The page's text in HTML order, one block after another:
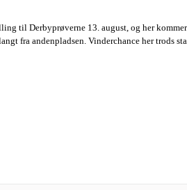
til Derbyprøverne 13. august, og her
fra andenpladsen. Vinderchance her trods